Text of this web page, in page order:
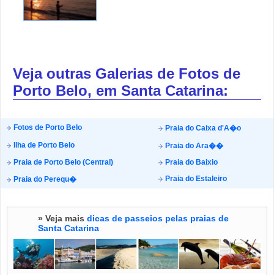
Veja outras Galerias de Fotos de
Porto Belo, em Santa Catarina:
Fotos de Porto Belo
Praia do Caixa d'A�o
Ilha de Porto Belo
Praia do Ara��
Praia de Porto Belo (Central)
Praia do Baixio
Praia do Perequ�
Praia do Estaleiro
» Veja mais dicas de passeios pelas praias de
Santa Catarina